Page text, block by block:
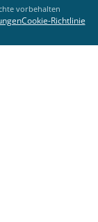
vorbehalten
Cookie-Richtlinie